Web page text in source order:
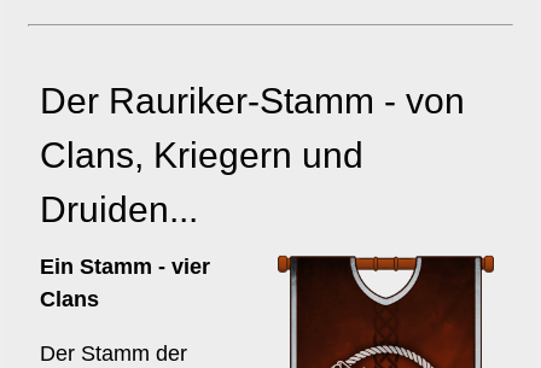
Währung
Der Rauriker-Stamm - von
Clans, Kriegern und
Druiden...
Ein Stamm - vier
Clans
Der Stamm der